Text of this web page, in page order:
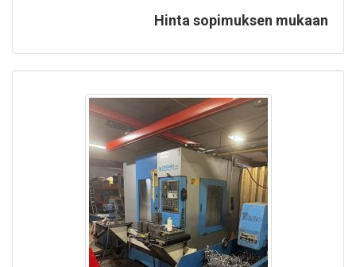
Hinta sopimuksen mukaan